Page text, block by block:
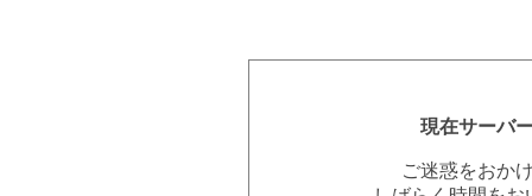
現在サーバ
ご迷惑をおか